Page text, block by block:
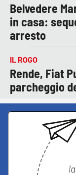
Belvedere
in casa:
arresto
IL ROGO
Rende, Fiat
parcheggio